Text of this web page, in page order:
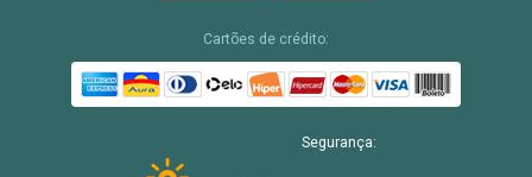
Cartões de crédito:
Segurança: